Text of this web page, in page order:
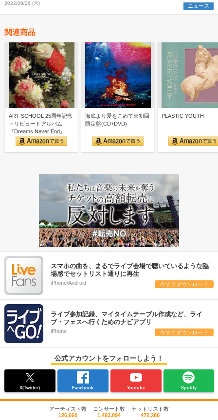
2022/09/26 (月) ニュース
関連商品
ART-SCHOOL 25周年記念
トリビュートアルバム
『Dreams Never End』
海底より愛をこめて※初回
限定盤(CD+DVD)
PLASTIC YOUTH
スマホの曲を、まるでライブ会場で聴いているような臨
場感でセットリスト通りに再生
iPhone/Android 今すぐダウンロード
ライブ参加記録、マイタイムテーブル作成など、ライ
ブ・フェスへ行くためのナビアプリ
iPhone 今すぐダウンロード
公式アカウントをフォローしよう！
X(Twitter) Facebook Youtube Spotify
アーティスト数
126,660
コンサート数
1,493,094
セットリスト数
472,280